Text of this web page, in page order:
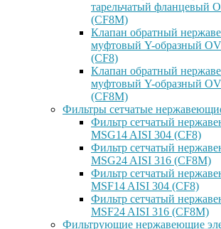
тарельчатый фланцевый
(CF8M)
Клапан обратный
муфтовый Y-образный
(CF8)
Клапан обратный
муфтовый Y-образный
(CF8М)
Фильтры сетчатые
Фильтр сетчатый
MSG14 AISI 304 (CF8)
Фильтр сетчатый
MSG24 AISI 316 (CF8M)
Фильтр сетчатый
MSF14 AISI 304 (CF8)
Фильтр сетчатый
MSF24 AISI 316 (CF8M)
Фильтрующие нержавеющие